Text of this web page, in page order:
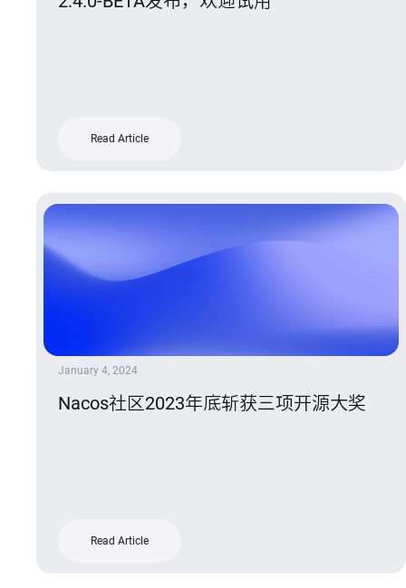
Read Article
January 4, 2024
Nacos社区2023年底斩获三项开源大奖
Read Article